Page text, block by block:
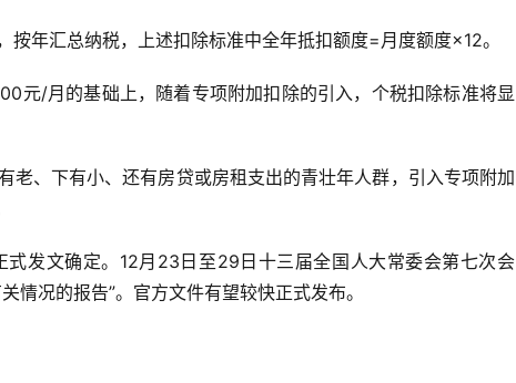
年汇总纳税，上述扣除标准中全年抵扣额度=月度额度×12。
元/月的基础上，随着专项附加扣除的引入，个税扣除标准将显
老、下有小、还有房贷或房租支出的青壮年人群，引入专项附加
发文确定。12月23日至29日十三届全国人大常委会第七次会
情况的报告”。官方文件有望较快正式发布。